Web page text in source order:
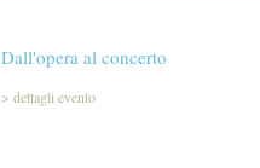
Dall'opera al concerto
> dettagli evento